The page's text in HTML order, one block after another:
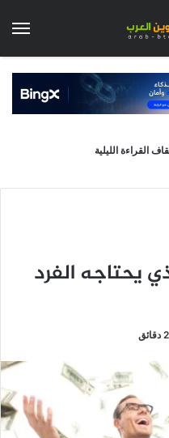
القراءة الليلية
يحتاجه الفرد